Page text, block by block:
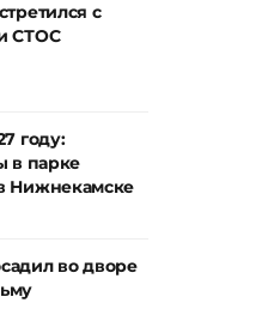
с
СТОС
году:
в парке
Нижнекамске
во дворе